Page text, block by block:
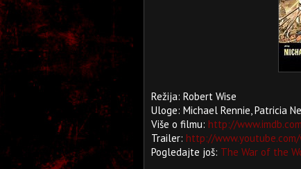
Režija: Robert Wise
Uloge: Michael Rennie, Patricia
Više o filmu: http://
Trailer: http://www.youtube.com/
Pogledajte još: The War of the